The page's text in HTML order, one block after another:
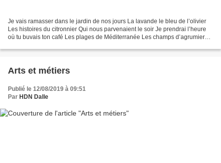
Je vais ramasser dans le jardin de nos jours La lavande le bleu de l’olivier
Les histoires du citronnier Qui nous parvenaient le soir Je prendrai l’heure
où tu buvais ton café Les plages de Méditerranée Les champs d’agrumiers
Arts et métiers
Publié le 12/08/2019 à 09:51
Par HDN Dalle